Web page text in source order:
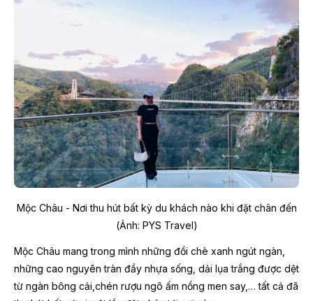
Mộc Châu - Nơi thu hút bất kỳ du khách nào khi đặt chân đến
(Ảnh: PYS Travel)
Mộc Châu mang trong mình những đồi chè xanh ngút ngàn,
những cao nguyên tràn đầy nhựa sống, dải lụa trắng được dệt
từ ngàn bông cải,chén rượu ngô ấm nồng men say,… tất cả đã